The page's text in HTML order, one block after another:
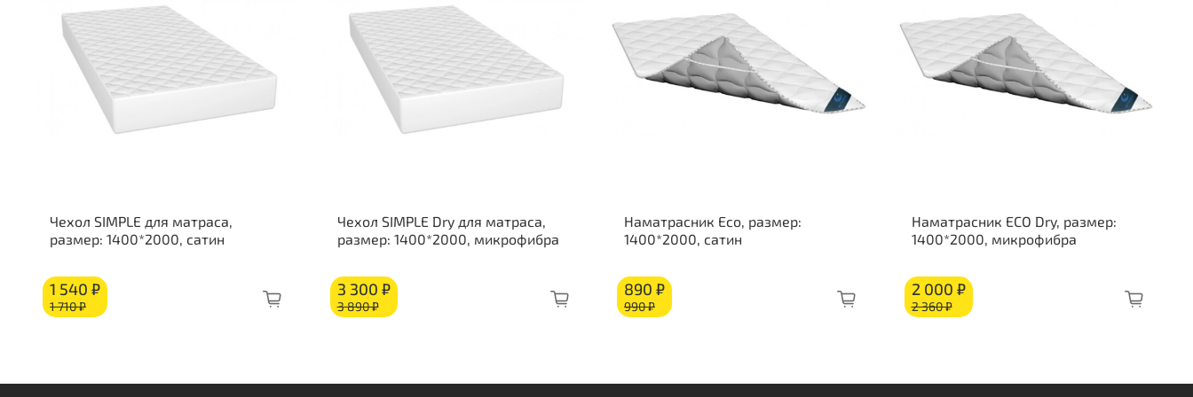
Пружинный блок «Боннель»
Изоляционный слой
Кокосовое волокно: 10 мм
Пенополиуретан: 20 мм
Короб из ППУ
Чехол SIMPLE для матраса,
размер: 1400*2000, сатин
1 540 ₽
1 710 ₽
Чехол SIMPLE Dry для матраса,
размер: 1400*2000, микрофибра
3 300 ₽
3 890 ₽
Наматрасник Eco, размер:
1400*2000, сатин
890 ₽
990 ₽
Наматрасник ECO Dry, размер:
1400*2000, микрофибра
2 000 ₽
2 360 ₽